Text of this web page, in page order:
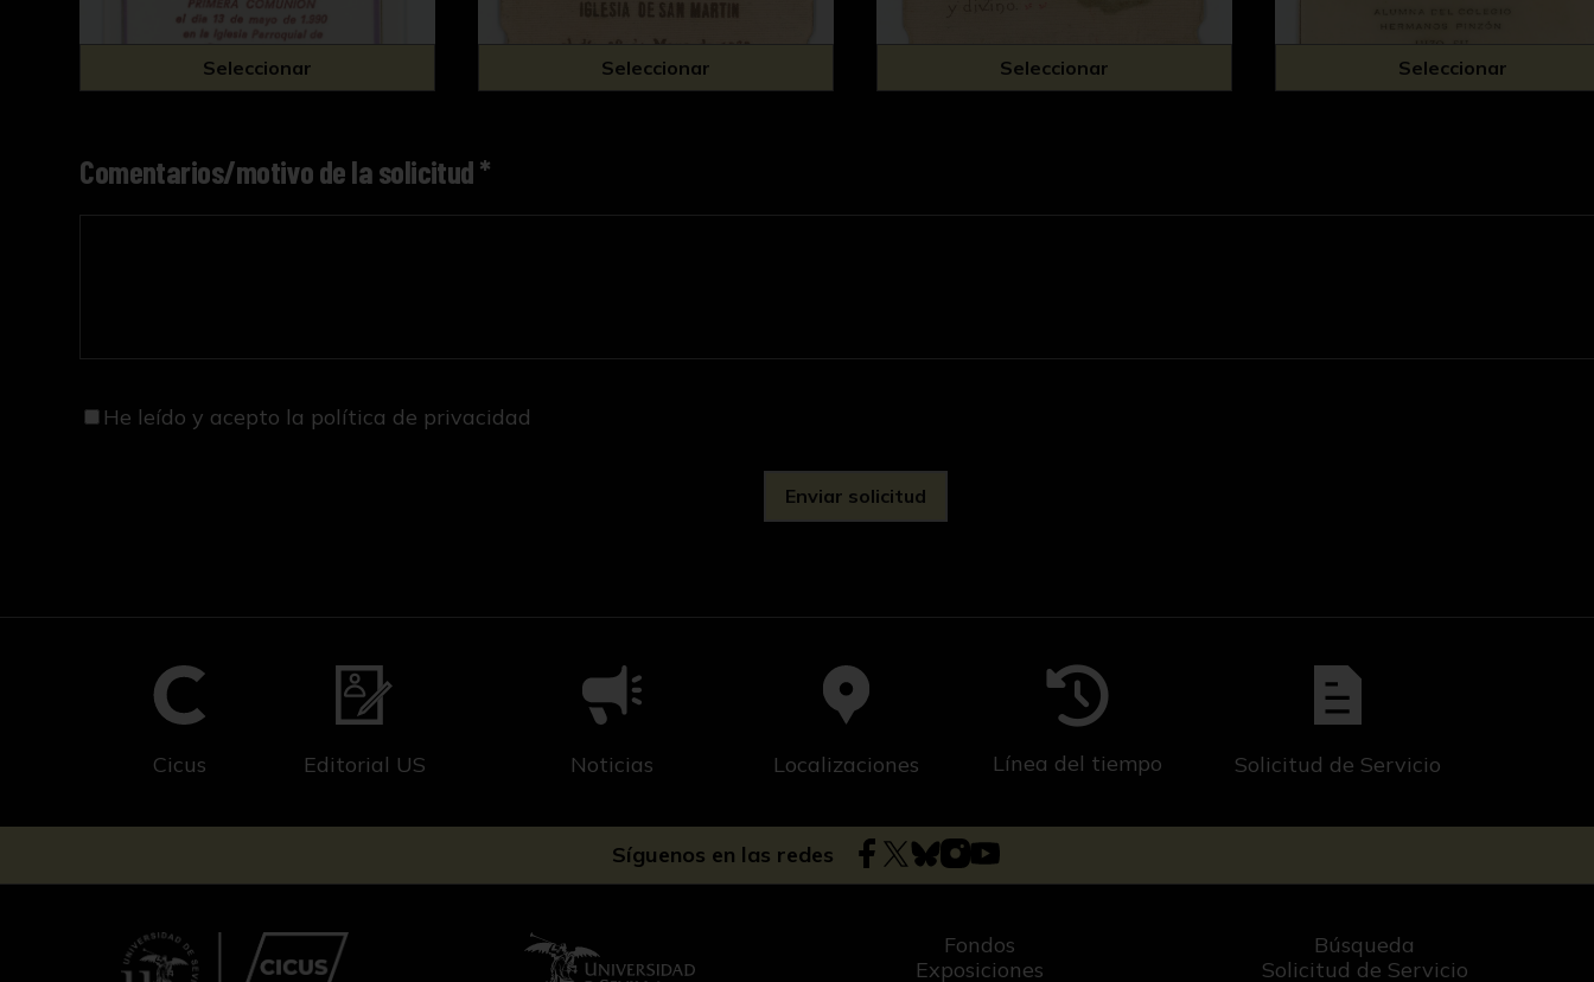
Seleccionar Seleccionar Seleccionar Seleccionar
Comentarios/motivo de la solicitud *
He leído y acepto la política de privacidad
Cicus Editorial US Noticias Localizaciones Línea del tiempo Solicitud de Servicio
Síguenos en las redes
Fondos
Exposiciones
Búsqueda
Solicitud de Servicio